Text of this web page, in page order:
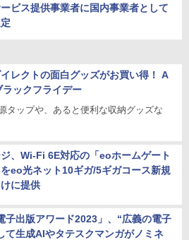
ービス提供事業者に国内事業者として
レクトの面白グッズがお買い得！ A
ックフライデー
タップや、あると便利な収納グッズな
、Wi-Fi 6E対応の「eoホームゲート
eo光ネット10ギガ/5ギガコース新規
に提供
子出版アワード2023」、“広義の電子
て生成AIやタテスクマンガがノミネ